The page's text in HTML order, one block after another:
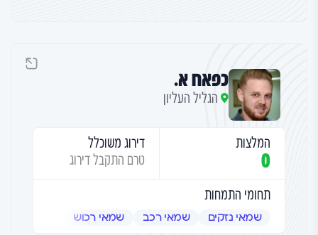
כפאח א.
הגליל העליון
המלצות
0
דירוג משוכלל
טרם התקבל דירוג
תחומי התמחות
שמאי נזקים שמאי רכב שמאי רכוש